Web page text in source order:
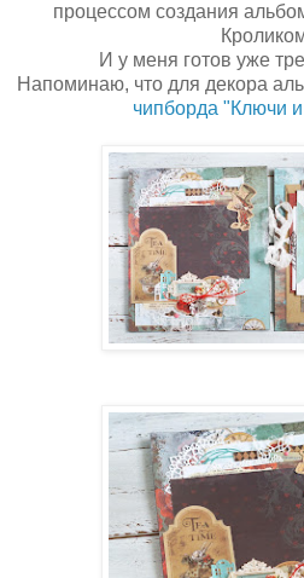
процессом создания
И у меня готов уже
Напоминаю, что для декора
чипборда "Ключи